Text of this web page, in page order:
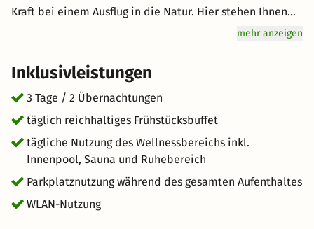
Kraft bei einem Ausflug in die Natur. Hier stehen Ihnen
alle Möglichkeiten offen! Auch Genuss wird hier groß
Frühstücksbuffet für Genießer vital in den Tag. Freuen Sie
sich auf hervorragenden Service und eine erholsame
Atmosphäre bei Ihrem Urlaub in der Natur. kurz-mal-
weg.de wünscht Ihnen einen tollen Aufenthalt im
schönen Spiegelau.
mehr anzeigen
Inklusivleistungen
3 Tage / 2 Übernachtungen
täglich reichhaltiges Frühstücksbuffet
tägliche Nutzung des Wellnessbereichs inkl.
Innenpool, Sauna und Ruhebereich
Parkplatznutzung während des gesamten Aufenthaltes
WLAN-Nutzung